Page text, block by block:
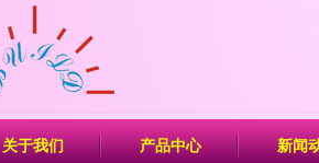
关于我们 产品中心 新闻